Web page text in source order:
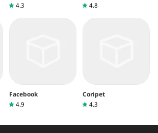
4.3
4.8
Facebook
4.9
Coripet
4.3